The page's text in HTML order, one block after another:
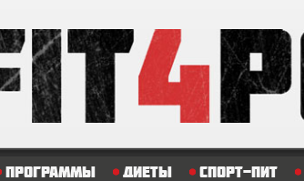
Программы Диеты Спорт-пит